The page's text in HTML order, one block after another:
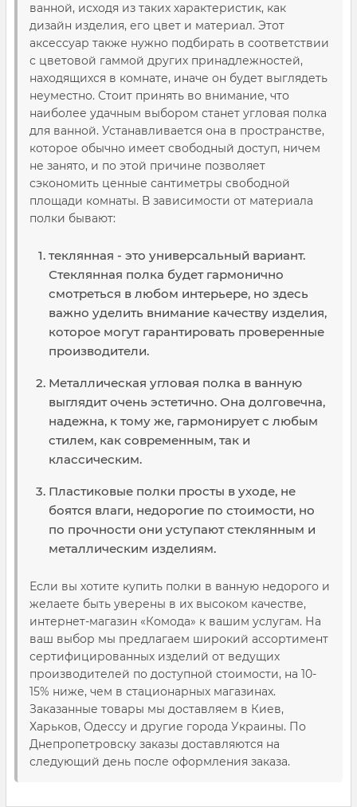
ванной, исходя из таких характеристик, как
дизайн изделия, его цвет и материал. Этот
аксессуар также нужно подбирать в соответствии
с цветовой гаммой других принадлежностей,
находящихся в комнате, иначе он будет выглядеть
неуместно. Стоит принять во внимание, что
наиболее удачным выбором станет угловая полка
для ванной. Устанавливается она в пространстве,
которое обычно имеет свободный доступ, ничем
не занято, и по этой причине позволяет
сэкономить ценные сантиметры свободной
площади комнаты. В зависимости от материала
полки бывают:
теклянная - это универсальный вариант.
Стеклянная полка будет гармонично
смотреться в любом интерьере, но здесь
важно уделить внимание качеству изделия,
которое могут гарантировать проверенные
производители.
Металлическая угловая полка в ванную
выглядит очень эстетично. Она долговечна,
надежна, к тому же, гармонирует с любым
стилем, как современным, так и
классическим.
Пластиковые полки просты в уходе, не
боятся влаги, недорогие по стоимости, но
по прочности они уступают стеклянным и
металлическим изделиям.
Если вы хотите купить полки в ванную недорого и
желаете быть уверены в их высоком качестве,
интернет-магазин «Комода» к вашим услугам. На
ваш выбор мы предлагаем широкий ассортимент
сертифицированных изделий от ведущих
производителей по доступной стоимости, на 10-
15% ниже, чем в стационарных магазинах.
Заказанные товары мы доставляем в Киев,
Харьков, Одессу и другие города Украины. По
Днепропетровску заказы доставляются на
следующий день после оформления заказа.